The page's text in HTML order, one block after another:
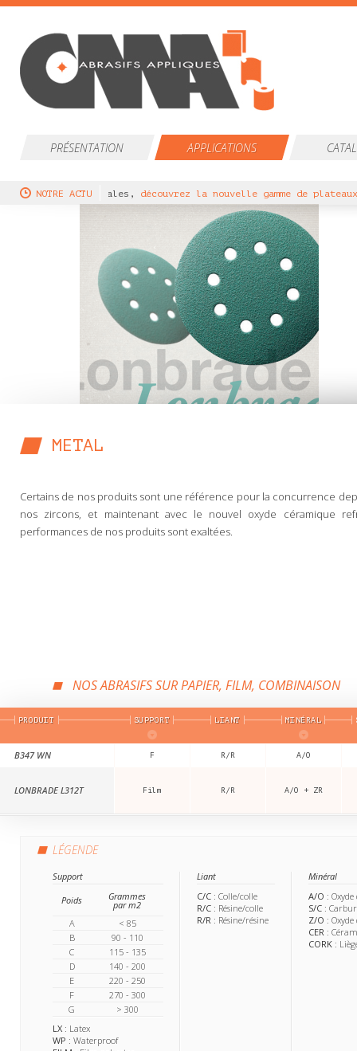
PRÉSENTATION APPLICATIONS
NOTRE ACTU
ponceuses orbitales,découvrez la nouvelle gamme de plateaux
METAL
Certains de nos produits sont une référence pour la concurrence
nos zircons, et maintenant avec le nouvel oxyde céramique
performances de nos produits sont exaltées.
NOS ABRASIFS SUR PAPIER, FILM, COMBINAISON
PRODUIT SUPPORT LIANT MINÉRAL
B347 WN F R/R A/O
LONBRADE L312T Film R/R A/O + ZR
LÉGENDE
Support
Poids
Grammes
par m2
A
< 85
B
90 - 110
C
115 - 135
D
140 - 200
E
220 - 250
F
270 - 300
G
> 300
LX : Latex
WP : Waterproof
Liant
C/C : Colle/colle
R/C : Résine/colle
R/R : Résine/résine
Minéral
A/O :
S/C :
Z/O :
CER :
CORK :